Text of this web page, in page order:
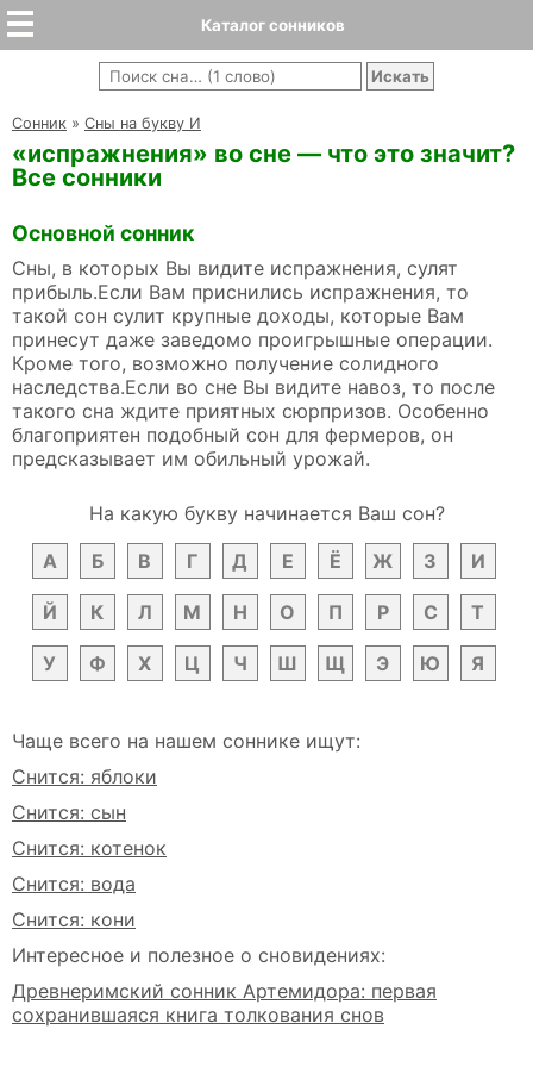
Каталог сонников
Cонник » Сны на букву И
«испражнения» во сне — что это значит?
Все сонники
Основной сонник
Сны, в которых Вы видите испражнения, сулят
прибыль.Если Вам приснились испражнения, то
такой сон сулит крупные доходы, которые Вам
принесут даже заведомо проигрышные операции.
Кроме того, возможно получение солидного
наследства.Если во сне Вы видите навоз, то после
такого сна ждите приятных сюрпризов. Особенно
благоприятен подобный сон для фермеров, он
предсказывает им обильный урожай.
На какую букву начинается Ваш сон?
А
Б В Г Д Е Ё Ж З И
Й К Л М Н О П Р С Т
У Ф Х Ц Ч Ш Щ Э Ю Я
Чаще всего на нашем соннике ищут:
Снится: яблоки
Снится: сын
Снится: котенок
Снится: вода
Снится: кони
Интересное и полезное о сновидениях:
Древнеримский сонник Артемидора: первая
сохранившаяся книга толкования снов